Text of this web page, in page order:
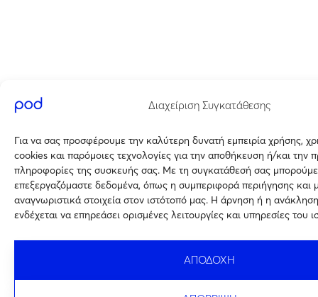
Διαχείριση Συγκατάθεσης
Για να σας προσφέρουμε την καλύτερη δυνατή εμπειρία χρήσης,
cookies και παρόμοιες τεχνολογίες για την αποθήκευση ή/και την
πληροφορίες της συσκευής σας. Με τη συγκατάθεσή σας
επεξεργαζόμαστε δεδομένα, όπως η συμπεριφορά περιήγησης και
αναγνωριστικά στοιχεία στον ιστότοπό μας. Η άρνηση ή η
ενδέχεται να επηρεάσει ορισμένες λειτουργίες και υπηρεσίες του
ΑΠΟΔΟΧΗ